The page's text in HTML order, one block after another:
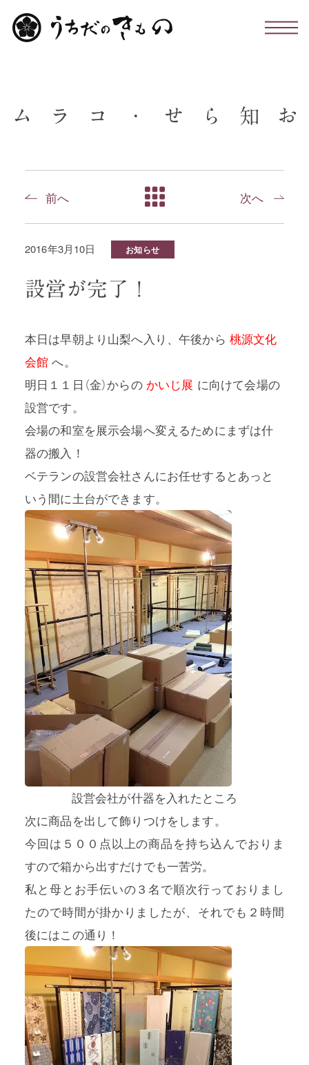
店舗のこと
お知らせ・コラム
プライバシーポリシー
特定商取引法に基づく表記
利用規約
お
知
ら
せ
・
コ
ラ
ム
前へ 次へ
2016年3月10日 お知らせ
設営が完了！
本日は早朝より山梨へ入り、午後から 桃源文化
会館 へ。
明日１１日（金）からの かいじ展 に向けて会場の
設営です。
会場の和室を展示会場へ変えるためにまずは什
器の搬入！
ベテランの設営会社さんにお任せするとあっと
いう間に土台ができます。
設営会社が什器を入れたところ
次に商品を出して飾りつけをします。
今回は５００点以上の商品を持ち込んでおりま
すので箱から出すだけでも一苦労。
私と母とお手伝いの３名で順次行っておりまし
たので時間が掛かりましたが、それでも２時間
後にはこの通り！